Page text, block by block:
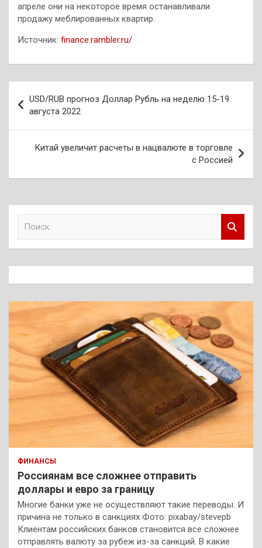
апреле они на некоторое время останавливали
продажу меблированных квартир.
Источник: finance.rambler.ru/
по
записям
USD/RUB прогноз Доллар Рубль на неделю 15-19
августа 2022
Китай увеличит расчеты в нацвалюте в торговле
с Россией
к
ФИНАНСЫ
Россиянам все сложнее отправить
доллары и евро за границу
Многие банки уже не осуществляют такие переводы. И
причина не только в санкциях Фото: pixabay/stevepb
Клиентам российских банков становится все сложнее
отправлять валюту за рубеж из-за санкций. В какие